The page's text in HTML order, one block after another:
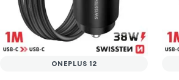
ONEPLUS 12